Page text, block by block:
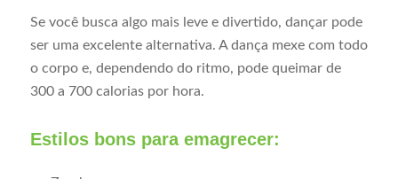
Se você busca algo mais leve e divertido, dançar pode
ser uma excelente alternativa. A dança mexe com todo
o corpo e, dependendo do ritmo, pode queimar de
300 a 700 calorias por hora.
Estilos bons para emagrecer: